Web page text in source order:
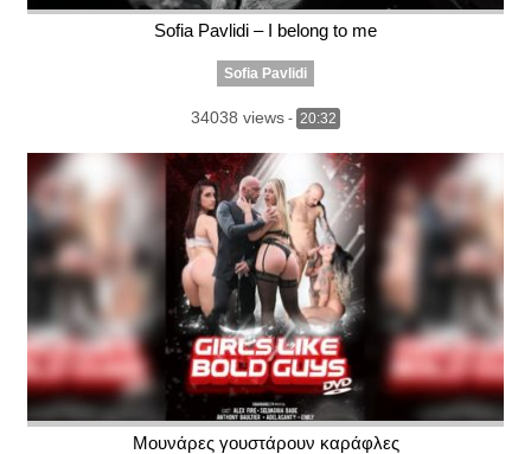
Sofia Pavlidi – I belong to me
Sofia Pavlidi
34038 views - 20:32
Μουνάρες γουστάρουν καράφλες